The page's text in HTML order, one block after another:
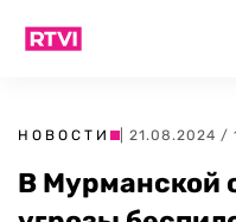
НОВОСТИ | 21.08.2024 /
В Мурманской